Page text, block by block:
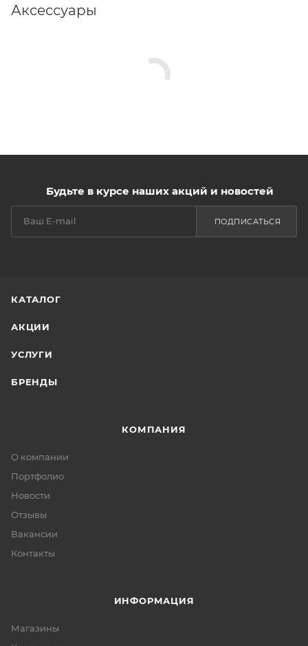
Аксессуары
Будьте в курсе наших акций и новостей
ПОДПИСАТЬСЯ
КАТАЛОГ
АКЦИИ
УСЛУГИ
БРЕНДЫ
КОМПАНИЯ
О компании
Портфолио
Новости
Отзывы
Вакансии
Контакты
ИНФОРМАЦИЯ
Магазины